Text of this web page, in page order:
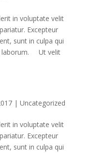
in voluptate velit
Excepteur
sunt in culpa qui
laborum. Ut velit
| Uncategorized
in voluptate velit
Excepteur
sunt in culpa qui